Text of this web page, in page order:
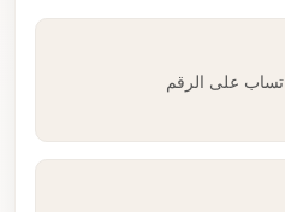
على الرقم